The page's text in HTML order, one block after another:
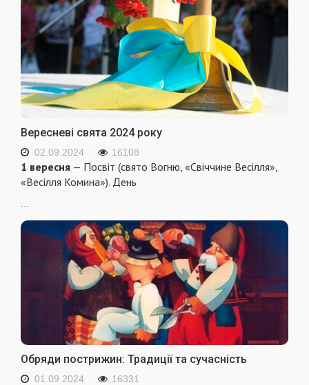
Вересневі свята 2024 року
02.09.2024 16108
1 вересня — Посвіт (свято Вогню, «Свіччине Весілля»,
«Весілля Комина»). День
...
Обряди пострижин: Традиції та сучасність
01.09.2024 16331